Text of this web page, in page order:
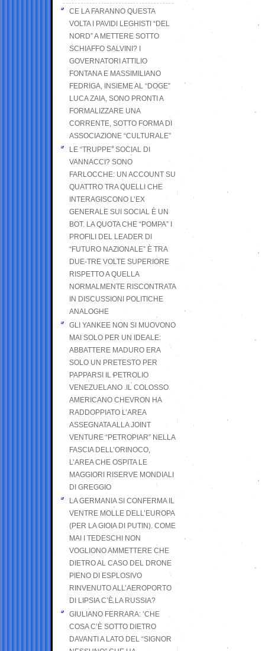
CE LA FARANNO QUESTA
VOLTA I PAVIDI LEGHISTI “DEL
NORD” A METTERE SOTTO
SCHIAFFO SALVINI? I
GOVERNATORI ATTILIO
FONTANA E MASSIMILIANO
FEDRIGA, INSIEME AL “DOGE”
LUCA ZAIA, SONO PRONTI A
FORMALIZZARE UNA
CORRENTE, SOTTO FORMA DI
ASSOCIAZIONE “CULTURALE”
LE “TRUPPE” SOCIAL DI
VANNACCI? SONO
FARLOCCHE: UN ACCOUNT SU
QUATTRO TRA QUELLI CHE
INTERAGISCONO L’EX
GENERALE SUI SOCIAL È UN
BOT. LA QUOTA CHE “POMPA” I
PROFILI DEL LEADER DI
“FUTURO NAZIONALE” È TRA
DUE-TRE VOLTE SUPERIORE
RISPETTO A QUELLA
NORMALMENTE RISCONTRATA
IN DISCUSSIONI POLITICHE
ANALOGHE
GLI YANKEE NON SI MUOVONO
MAI SOLO PER UN IDEALE:
ABBATTERE MADURO ERA
SOLO UN PRETESTO PER
PAPPARSI IL PETROLIO
VENEZUELANO .IL COLOSSO
AMERICANO CHEVRON HA
RADDOPPIATO L’AREA
ASSEGNATA ALLA JOINT
VENTURE “PETROPIAR” NELLA
FASCIA DELL’ORINOCO,
L’AREA CHE OSPITA LE
MAGGIORI RISERVE MONDIALI
DI GREGGIO
LA GERMANIA SI CONFERMA IL
VENTRE MOLLE DELL’EUROPA
(PER LA GIOIA DI PUTIN). COME
MAI I TEDESCHI NON
VOGLIONO AMMETTERE CHE
DIETRO AL CASO DEL DRONE
PIENO DI ESPLOSIVO
RINVENUTO ALL’AEROPORTO
DI LIPSIA C’È LA RUSSIA?
GIULIANO FERRARA: ’CHE
COSA C’È SOTTO DIETRO
DAVANTI A LATO DEL “SIGNOR